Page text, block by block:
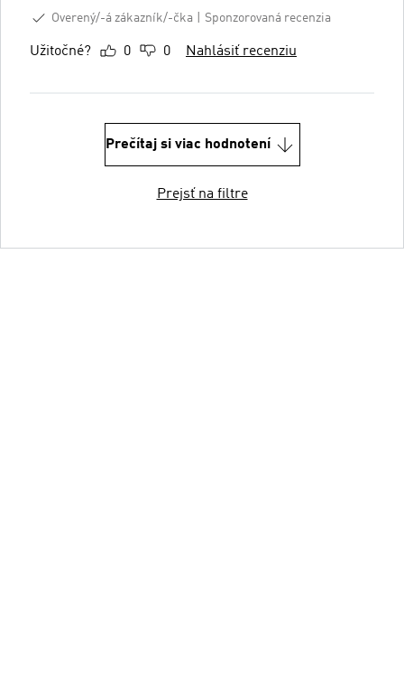
Overený/-á zákazník/-čka
Sponzorovaná recenzia
Užitočné? 0 0 Nahlásiť recenziu
Prečítaj si viac hodnotení
Prejsť na filtre